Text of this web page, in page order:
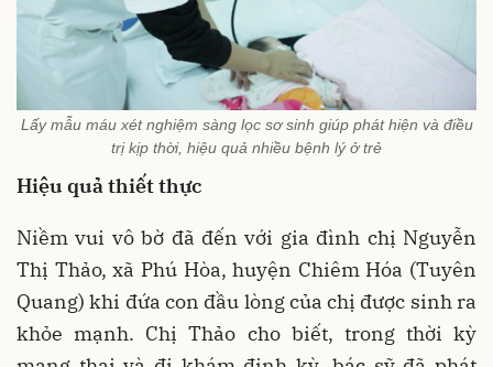
Lấy mẫu máu xét nghiệm sàng lọc sơ sinh giúp phát hiện và điều
trị kịp thời, hiệu quả nhiều bệnh lý ở trẻ
Hiệu quả thiết thực
Niềm vui vô bờ đã đến với gia đình chị Nguyễn
Thị Thảo, xã Phú Hòa, huyện Chiêm Hóa (Tuyên
Quang) khi đứa con đầu lòng của chị được sinh ra
khỏe mạnh. Chị Thảo cho biết, trong thời kỳ